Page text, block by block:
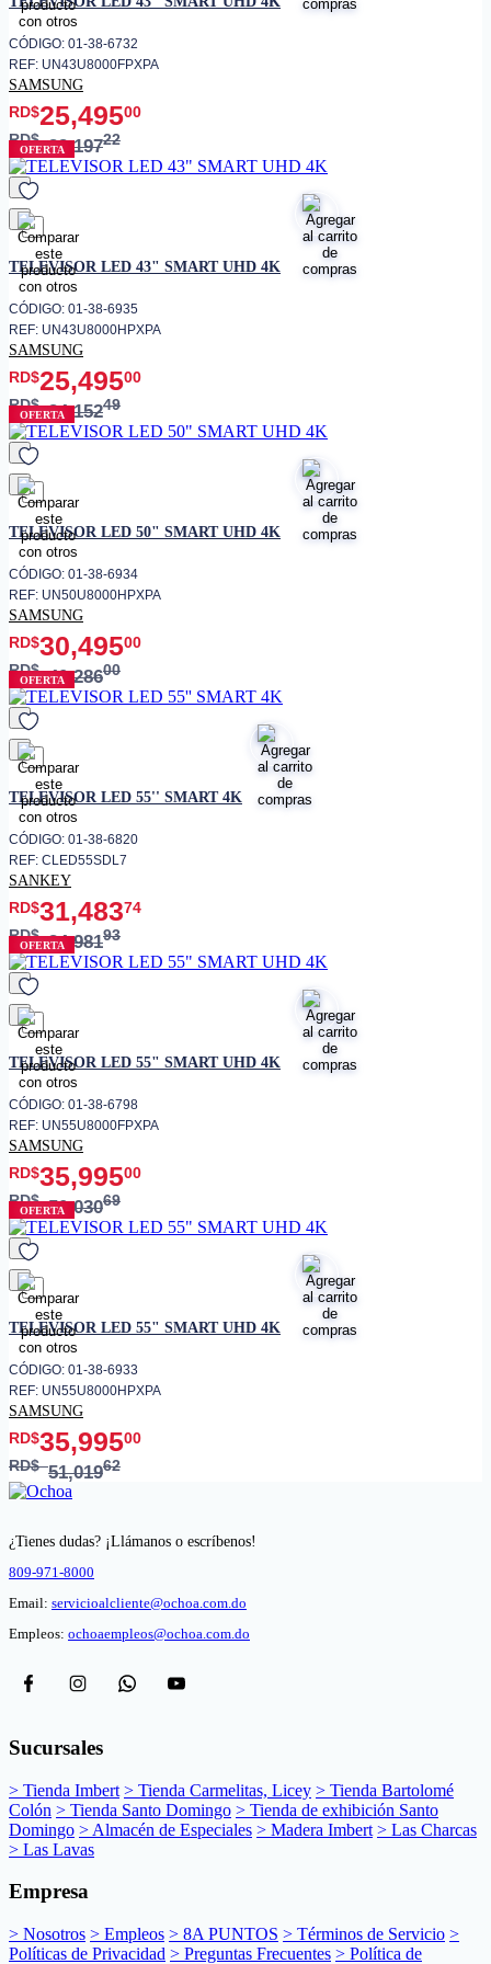
• Tecnologías
• PurColor
• Motion Xcelerator
• UHD Dimming
• Mega Contrast
Control por voz, Screen
Mirroring, Apps de streaming
Compatible con soporte VESA
• Dimensiones sin base
1554.3 x 892.9 x 62.5 mm
• Peso sin base
CÓDIGO: 01-38-6732
REF: UN43U8000FPXPA
SAMSUNG
RD$25,49500
RD$33,19722
OFERTA
favorito
TELEVISOR LED 43" SMART UHD 4K
CÓDIGO: 01-38-6935
REF: UN43U8000HPXPA
SAMSUNG
RD$25,49500
RD$34,15249
OFERTA
favorito
TELEVISOR LED 50" SMART UHD 4K
CÓDIGO: 01-38-6934
REF: UN50U8000HPXPA
SAMSUNG
RD$30,49500
RD$40,28600
OFERTA
favorito
TELEVISOR LED 55'' SMART 4K
CÓDIGO: 01-38-6820
REF: CLED55SDL7
SANKEY
RD$31,48374
RD$34,98193
OFERTA
favorito
TELEVISOR LED 55" SMART UHD 4K
CÓDIGO: 01-38-6798
REF: UN55U8000FPXPA
SAMSUNG
RD$35,99500
RD$50,03069
OFERTA
favorito
TELEVISOR LED 55" SMART UHD 4K
CÓDIGO: 01-38-6933
REF: UN55U8000HPXPA
SAMSUNG
RD$35,99500
RD$51,01962
¿Tienes dudas? ¡Llámanos o escríbenos!
809-971-8000
Email: servicioalcliente@ochoa.com.do
Empleos: ochoaempleos@ochoa.com.do
Sucursales
> Tienda Imbert > Tienda Carmelitas, Licey > Tienda Bartolomé
Colón > Tienda Santo Domingo > Tienda de exhibición Santo
Domingo > Almacén de Especiales > Madera Imbert > Las Charcas
> Las Lavas
Empresa
> Nosotros > Empleos > 8A PUNTOS > Términos de Servicio >
Políticas de Privacidad > Preguntas Frecuentes > Política de